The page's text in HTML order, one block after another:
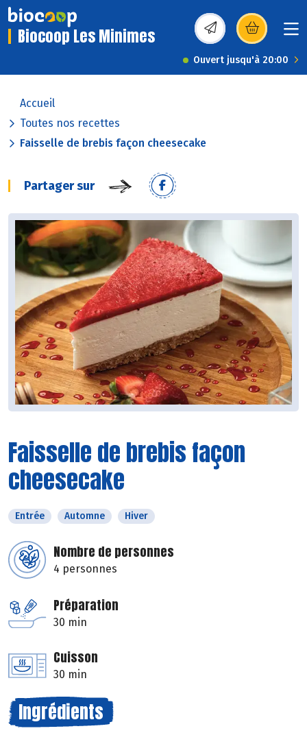
Biocoop Les Minimes (s’ouvre dans une
Ouvert jusqu'à 20:00
Accueil
Toutes nos recettes
Faisselle de brebis façon cheesecake
Partager sur
Faisselle de brebis façon
cheesecake
Entrée Automne Hiver
Nombre de personnes
4 personnes
Préparation
30 min
Cuisson
30 min
Ingrédients